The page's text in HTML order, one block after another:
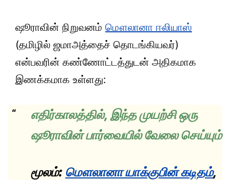
ஷூராவின் நிறுவனம் மௌலானா ஈலியாஸ்
(தமிழில் ஜமாஅத்தைச் தொடங்கியவர்)
என்பவரின் கண்ணோட்டத்துடன் அதிகமாக
இணக்கமாக உள்ளது:
எதிர்காலத்தில், இந்த முயற்சி ஒரு
ஷூராவின் பார்வையில் வேலை செய்யும்
மூலம்: மௌலானா யாக்குபின் கடிதம்,